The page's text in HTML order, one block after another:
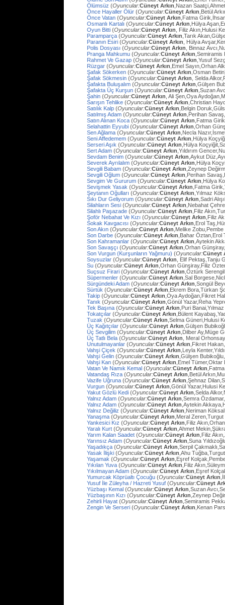
Ölümsüz (Oyuncular:Cüneyt Arkın ,Nazan
Önce Hayaller Ölür (Oyuncular:Cüneyt Arkın ,Betül
Önce Vatan (Oyuncular:Cüneyt Arkın ,Fatma
Osmanlı Kartalı (Oyuncular:Cüneyt Arkın ,Hülya
Oyun Bitti (Oyuncular:Cüneyt Arkın , Filiz Akın,Hulusi
Paramparça (Oyuncular:Cüneyt Arkın ,Tarık
Paranın Esiri (Oyuncular:Cüneyt Arkın , Hülya
Polis Dosyası (Oyuncular:Cüneyt Arkın , Binnaz
Pranga Mahkumu (Oyuncular:Cüneyt Arkın
Rahmet Ve Gazap (Oyuncular:Cüneyt Arkın ,Yusuf
Rüzgar (Oyuncular:Cüneyt Arkın ,Emel Sayın,Orhan
Şafak Sökerken (Oyuncular:Cüneyt Arkın ,Osman
Şafak Sökmesin (Oyuncular:Cüneyt Arkın , Selda
Şafakta Buluşalım (Oyuncular:Cüneyt Arkın ,Gülşen
Şafakta Üç Kurşun (Oyuncular:Cüneyt Arkın ,Suzan
Şahin (Oyuncular:Cüneyt Arkın , Ali Şen,Oya
Sarışın Tehlike (Oyuncular:Cüneyt Arkın ,Christian
Satılık Kalp (Oyuncular:Cüneyt Arkın ,Belgin
Satılmış Adam (Oyuncular:Cüneyt Arkın ,Perihan
Satın Alınan Koca (Oyuncular:Cüneyt Arkın ,Fatma
Selahattin Eyyubi (Oyuncular:Cüneyt Arkın ,Orhan
Sen Ağlama (Oyuncular:Cüneyt Arkın ,Necla
Seni Affedemem (Oyuncular:Cüneyt Arkın ,Hülya
Serseri Aşık (Oyuncular:Cüneyt Arkın ,Hülya
Sert Adam (Oyuncular:Cüneyt Arkın ,Yıldırım
Sevdam Benim (Oyuncular:Cüneyt Arkın ,Aykut
Severek Ayrılalım (Oyuncular:Cüneyt Arkın ,Hülya
Sevgili Babam (Oyuncular:Cüneyt Arkın ,Zeynep
Sevgili Oğlum (Oyuncular:Cüneyt Arkın ,Perihan
Sevgim Ve Gururum (Oyuncular:Cüneyt Arkın ,Hülya
Sevişmek Yasak (Oyuncular:Cüneyt Arkın ,Fatma
Şeytanın Oğulları (Oyuncular:Cüneyt Arkın ,Yılmaz
Sıkı Dur Geliyorum (Oyuncular:Cüneyt Arkın ,Sadri
Silahların Sesi (Oyuncular:Cüneyt Arkın ,Nebahat
Silahlı Paşazade (Oyuncular:Cüneyt Arkın ,Filiz
Şoför Nebahat Ve Kızı (Oyuncular:Cüneyt Arkın ,Filiz
Sokak Kavgacısı (Oyuncular:Cüneyt Arkın ,Erol
Son Akın (Oyuncular:Cüneyt Arkın ,Melike
Son Darbe (Oyuncular:Cüneyt Arkın ,Bahar Öztan,Erol
Son Kahramanlar (Oyuncular:Cüneyt Arkın ,Aytekin
Son Savaşçı (Oyuncular:Cüneyt Arkın ,Orhan
Son Vurgun (Kurşunların Yağmuru) (Oyuncular:Cüneyt
Soysuzlar (Oyuncular:Cüneyt Arkın , Elif Pektaş,Tanju
Su (Oyuncular:Cüneyt Arkın ,Orhan Günşiray,Filiz
Suçsuz Firari (Oyuncular:Cüneyt Arkın ,Öztürk
Süpermenler (Oyuncular:Cüneyt Arkın ,Sal
Sürgündeki Adam (Oyuncular:Cüneyt Arkın ,Songül
Sürtük (Oyuncular:Cüneyt Arkın ,Ekrem Bora,Türkan
Takip (Oyuncular:Cüneyt Arkın ,Oya Aydoğan,Fikret
Tanık (Oyuncular:Cüneyt Arkın ,Gönül Yazar,Reha
Tek Başına (Oyuncular:Cüneyt Arkın ,Puri
Tokatçılar (Oyuncular:Cüneyt Arkın ,Bülent
Tuzak (Oyuncular:Cüneyt Arkın ,Selma Güneri,Hulusi
Üç Kağıtçılar (Oyuncular:Cüneyt Arkın ,Gülşen
Üç Sevgilim (Oyuncular:Cüneyt Arkın ,Dilber Ay,Müge
Üç Tatlı Bela (Oyuncular:Cüneyt Arkın , Meral
Unutulmayanlar (Oyuncular:Cüneyt Arkın ,Fikret
Vahşi Çiçek (Oyuncular:Cüneyt Arkın ,Leyla
Vahşi Gelin (Oyuncular:Cüneyt Arkın ,Gülşen
Vahşi Kan (Oyuncular:Cüneyt Arkın ,Emel
Vatan Ve Namık Kemal (Oyuncular:Cüneyt Arkın
Vatandaş Rıza (Oyuncular:Cüneyt Arkın ,Betül
Vazife Uğruna (Oyuncular:Cüneyt Arkın ,Şehnaz
Vurgun (Oyuncular:Cüneyt Arkın ,Gönül Yazar,Hulusi
Yakut Gözlü Kedi (Oyuncular:Cüneyt Arkın ,Selda
Yalnız Adam (Oyuncular:Cüneyt Arkın ,Semra
Yalnız Adam (Oyuncular:Cüneyt Arkın ,Aytekin
Yalnız Değiliz (Oyuncular:Cüneyt Arkın ,Neriman
Yanaşma (Oyuncular:Cüneyt Arkın ,Meral
Yankesici Kız (Oyuncular:Cüneyt Arkın ,Filiz
Yaralı Kurt (Oyuncular:Cüneyt Arkın ,Ahmet
Yarım Kalan Saadet (Oyuncular:Cüneyt Arkın ,Filiz
Yarınsız Adam (Oyuncular:Cüneyt Arkın ,Suna
Yaşadıkça (Oyuncular:Cüneyt Arkın ,Serpil
Yasak İlişki (Oyuncular:Cüneyt Arkın ,Ahu
Yaşamak (Oyuncular:Cüneyt Arkın ,Eşref
Yıkılan Yuva (Oyuncular:Cüneyt Arkın ,Filiz
Yıkılmayan Adam (Oyuncular:Cüneyt Arkın ,Eşref
Yumurcak Köprüaltı Çocuğu (Oyuncular:Cüneyt Arkın
Yusuf İle Züleyha / Hazreti Yusuf (Oyuncular:Cüneyt
Yüzbaşı Kemal (Oyuncular:Cüneyt Arkın ,Suzan
Yüzbaşının Kızı (Oyuncular:Cüneyt Arkın ,Zeynep
Zehirli Hayat (Oyuncular:Cüneyt Arkın ,Semiramis
Zengin Ve Serseri (Oyuncular:Cüneyt Arkın ,Kenan